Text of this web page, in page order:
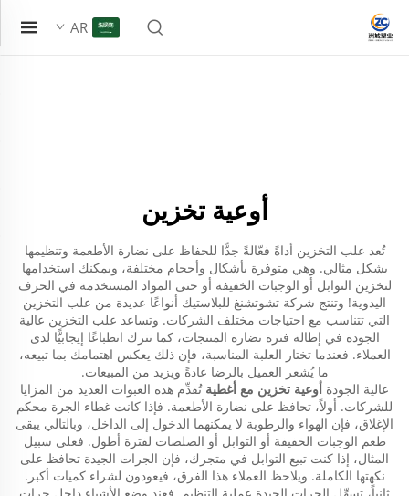
AR
أوعية تخزين
تُعد علب التخزين أداةً فعّالةً جدًّا للحفاظ على نضارة الأطعمة وتنظيمها
بشكل مثالي. وهي متوفرة بأشكال وأحجام مختلفة، ويمكنك استخدامها
لتخزين التوابل أو الوجبات الخفيفة أو حتى المواد المستخدمة في الحرف
اليدوية! وتنتج شركة تشوتشنغ للبلاستيك أنواعًا عديدة من علب التخزين
التي تتناسب مع احتياجات مختلف الشركات. وتساعد علب التخزين عالية
الجودة في إطالة فترة نضارة المنتجات، كما تترك انطباعًا إيجابيًّا لدى
العملاء. فعندما تختار العلبة المناسبة، فإن ذلك يعكس اهتمامك بما تبيعه،
ما يُشعر العميل بالرضا عادةً ويزيد من المبيعات.
عالية الجودة أوعية تخزين مع أغطيةتُقدِّم هذه العبوات العديد من المزايا
للشركات. أولاً، تحافظ على نضارة الأطعمة. فإذا كانت غطاء الجرة محكم
الإغلاق، فإن الهواء والرطوبة لا يمكنهما الدخول إلى الداخل، وبالتالي يبقى
طعم الوجبات الخفيفة أو التوابل أو الصلصات لفترة أطول. فعلى سبيل
المثال، إذا كنت تبيع التوابل في متجرك، فإن الجرات الجيدة تحافظ على
نكهتها الكاملة. ويلاحظ العملاء هذا الفرق، فيعودون لشراء كميات أكبر.